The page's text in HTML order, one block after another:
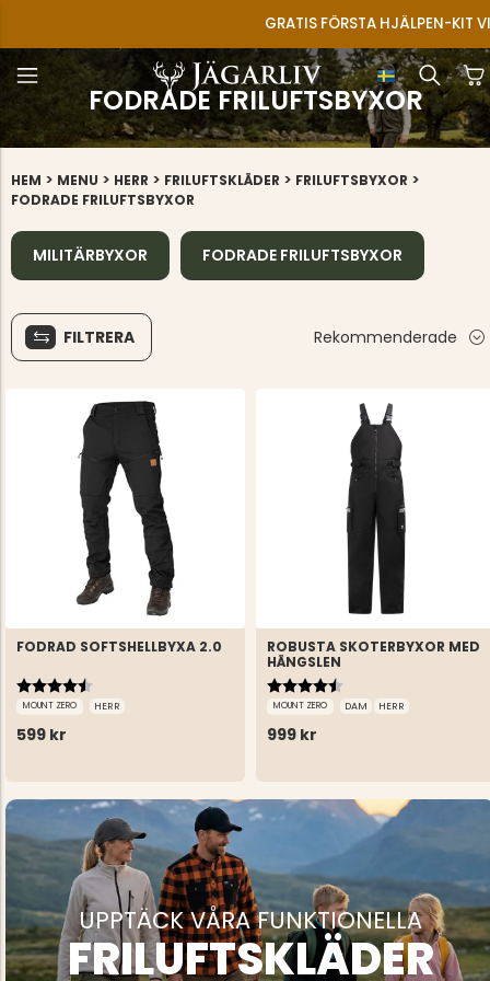
GRATIS FÖRSTA HJÄLPEN-KIT VID KÖP ÖVER
FODRADE FRILUFTSBYXOR
HEM > MENU > HERR > FRILUFTSKLÄDER > FRILUFTSBYXOR >
FODRADE FRILUFTSBYXOR
MILITÄRBYXOR FODRADE FRILUFTSBYXOR
FILTRERA Rekommenderade
FODRAD SOFTSHELLBYXA 2.0
MOUNT ZERO HERR
599 kr
Betyg:
4.4 utav 5 stjärnor
ROBUSTA SKOTERBYXOR MED
HÄNGSLEN
MOUNT ZERO DAM HERR
999 kr
Betyg:
4.5 utav 5 stjärnor
UPPTÄCK VÅRA FUNKTIONELLA
FRILUFTSKLÄDER